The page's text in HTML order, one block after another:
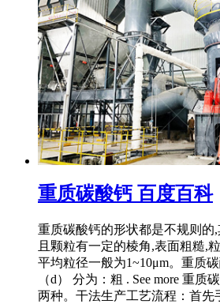
重质碳酸钙 百度百科
重质碳酸钙的形状都是不规则的
且颗粒有一定的棱角,表面粗糙,
平均粒径一般为1~10μm。重质
（d） 分为：粗 . See more 重
两种。干法生产工艺流程：首先